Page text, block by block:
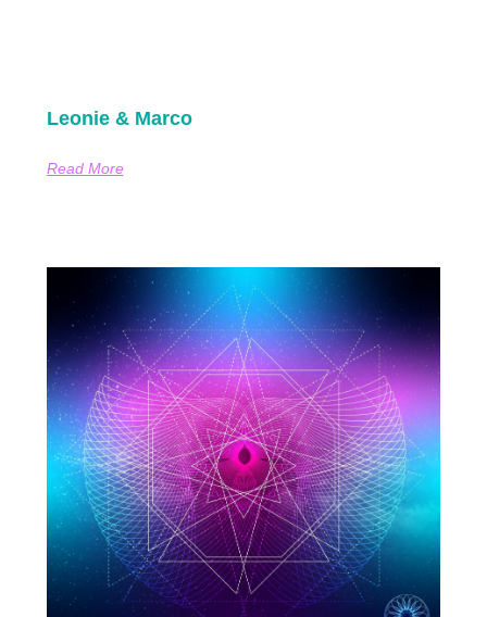
Leonie & Marco
Read More